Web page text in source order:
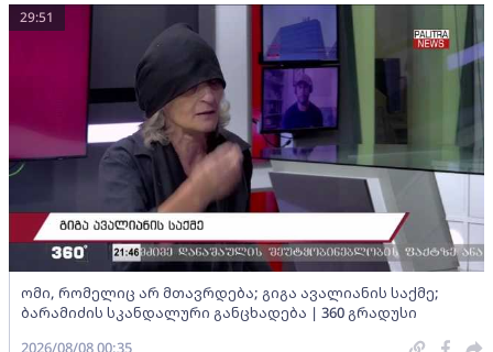
ომი, რომელიც არ მთავრდება; გიგა ავალიანის საქმე;
ბარამიძის სკანდალური განცხადება | 360 გრადუსი
29:51
2026/08/08 00:35